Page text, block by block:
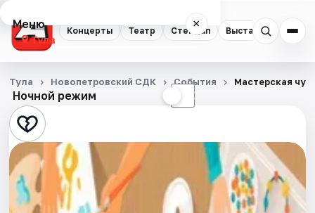
Концерты Театр Стендап Выставки
Меню ×
Тула
Концерты
Театр
Стендап
Выставки
Квесты
Ночной режим ☾
Тула Новопетровский СДК События Мастерская